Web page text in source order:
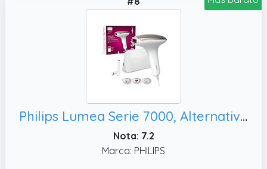
Philips Lumea Serie 7000, Alternativa a Depilación Láser. BRI923/00
Nota: 7.2
Marca: PHILIPS